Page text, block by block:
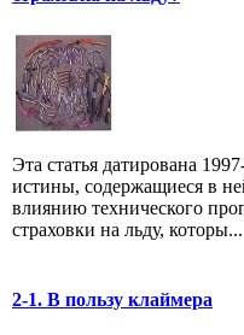
Эта статья датирована
истины, содержащиеся в
влиянию технического
страховки на льду, которы...
2-1. В пользу клаймера